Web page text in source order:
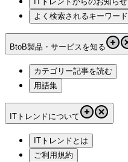
よく検索されるキーワード
BtoB製品・サービスを知る
カテゴリー記事を読む
用語集
ITトレンドについて
ITトレンドとは
ご利用規約